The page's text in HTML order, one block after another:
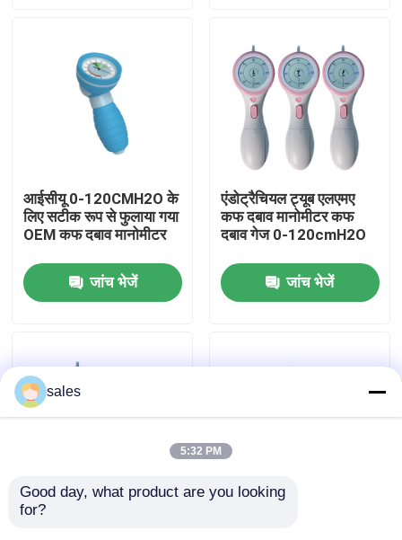
वीआर दिखाएँ
हमारे बारे में
फैक्टरी यात्रा
गुणवत्ता नियंत्रण
हमसे संपर्क करें
एक बोली का अनुरोध
आईसीयू 0-120CMH2O के
लिए सटीक रूप से फुलाया गया
OEM कफ दबाव मानोमीटर
जांच भेजें
एंडोट्रैचियल ट्यूब एलएमए
कफ दबाव मानोमीटर कफ
दबाव गेज 0-120cmH2O
जांच भेजें
उच्च गुणवत्ता वाली ईटीटी
sales
5:32 PM
Good day, what product are you looking
for?